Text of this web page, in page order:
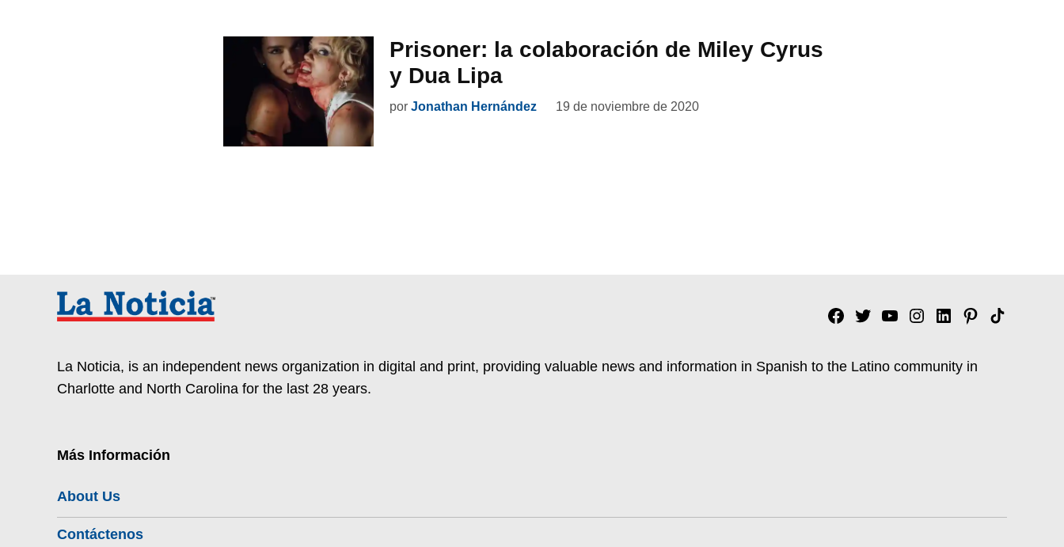
Prisoner: la colaboración de Miley Cyrus
y Dua Lipa
por Jonathan Hernández 19 de noviembre de 2020
Facebook
TwitterYouTubeInstagram
Linkedin
Pinterest
Tik
La Noticia, is an independent news organization in digital and print, providing valuable news and information in Spanish to the Latino community in
Charlotte and North Carolina for the last 28 years.
Más Información
About Us
Contáctenos